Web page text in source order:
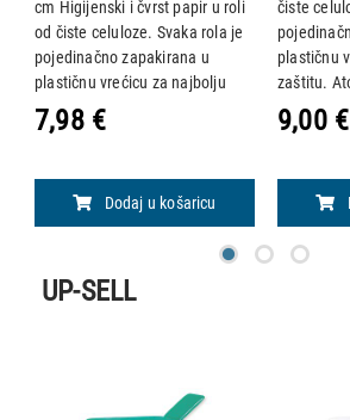
cm Higijenski i čvrst papir u roli
od čiste celuloze. Svaka rola je
pojedinačno zapakirana u
plastičnu vrećicu za najbolju
zaštitu. Atoksičan. Proizveden u
Italiji. Tehničke specifikacije: •
7,98 €
Dodaj u košaricu
čiste
plastičnu
zaštitu.
Italiji.
Materijal:
9,00 €
UP-SELL